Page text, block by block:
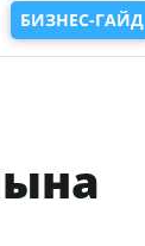
БИЗНЕС-ГАЙД